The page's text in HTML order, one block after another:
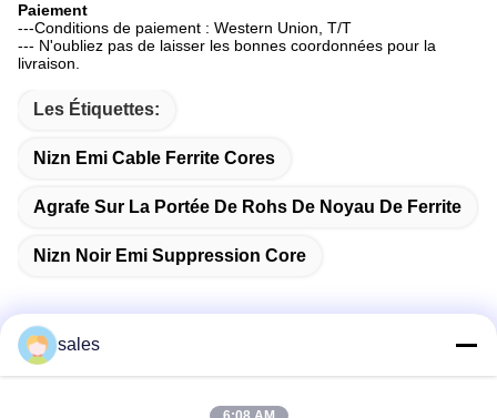
Paiement
---Conditions de paiement : Western Union, T/T
--- N'oubliez pas de laisser les bonnes coordonnées pour la
livraison.
Les Étiquettes:
Nizn Emi Cable Ferrite Cores
Agrafe Sur La Portée De Rohs De Noyau De Ferrite
Nizn Noir Emi Suppression Core
sales